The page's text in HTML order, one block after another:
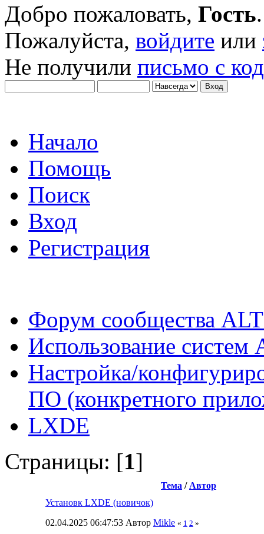
Добро пожаловать, Гость.
Пожалуйста, войдите или
Не получили письмо с
Начало
Помощь
Поиск
Вход
Регистрация
Форум сообщества
Использование систем
Настройка/
ПО (конкретного
LXDE
Страницы: [1]
Тема / Автор
Установк LXDE (новичок)
02.04.2025 06:47:53 Автор Mikle « 1 2 »